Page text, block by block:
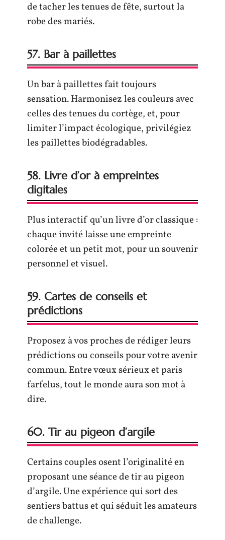
de tacher les tenues de fête, surtout la
robe des mariés.
57. Bar à paillettes
Un bar à paillettes fait toujours
sensation. Harmonisez les couleurs avec
celles des tenues du cortège, et, pour
limiter l’impact écologique, privilégiez
les paillettes biodégradables.
58. Livre d’or à empreintes
digitales
Plus interactif qu’un livre d’or classique :
chaque invité laisse une empreinte
colorée et un petit mot, pour un souvenir
personnel et visuel.
59. Cartes de conseils et
prédictions
Proposez à vos proches de rédiger leurs
prédictions ou conseils pour votre avenir
commun. Entre vœux sérieux et paris
farfelus, tout le monde aura son mot à
dire.
60. Tir au pigeon d’argile
Certains couples osent l’originalité en
proposant une séance de tir au pigeon
d’argile. Une expérience qui sort des
sentiers battus et qui séduit les amateurs
de challenge.